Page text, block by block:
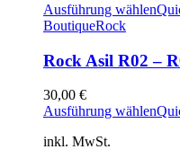
Ausführung wählen
BoutiqueRock
Rock Asil R02 –
30,00 €
Ausführung wählen
inkl. MwSt.